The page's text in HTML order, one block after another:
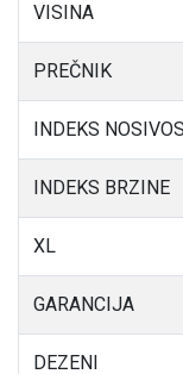
VISINA
PREČNIK
INDEKS
INDEKS BRZINE
XL
GARANCIJA
DEZENI